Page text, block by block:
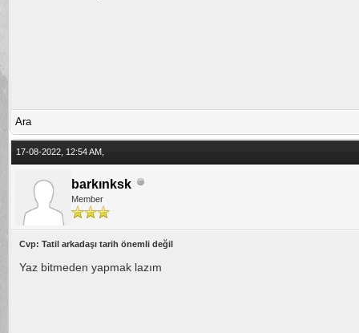
Ara
17-08-2022, 12:54 AM,
barkınksk
Member
Cvp: Tatil arkadaşı tarih önemli değil
Yaz bitmeden yapmak lazım